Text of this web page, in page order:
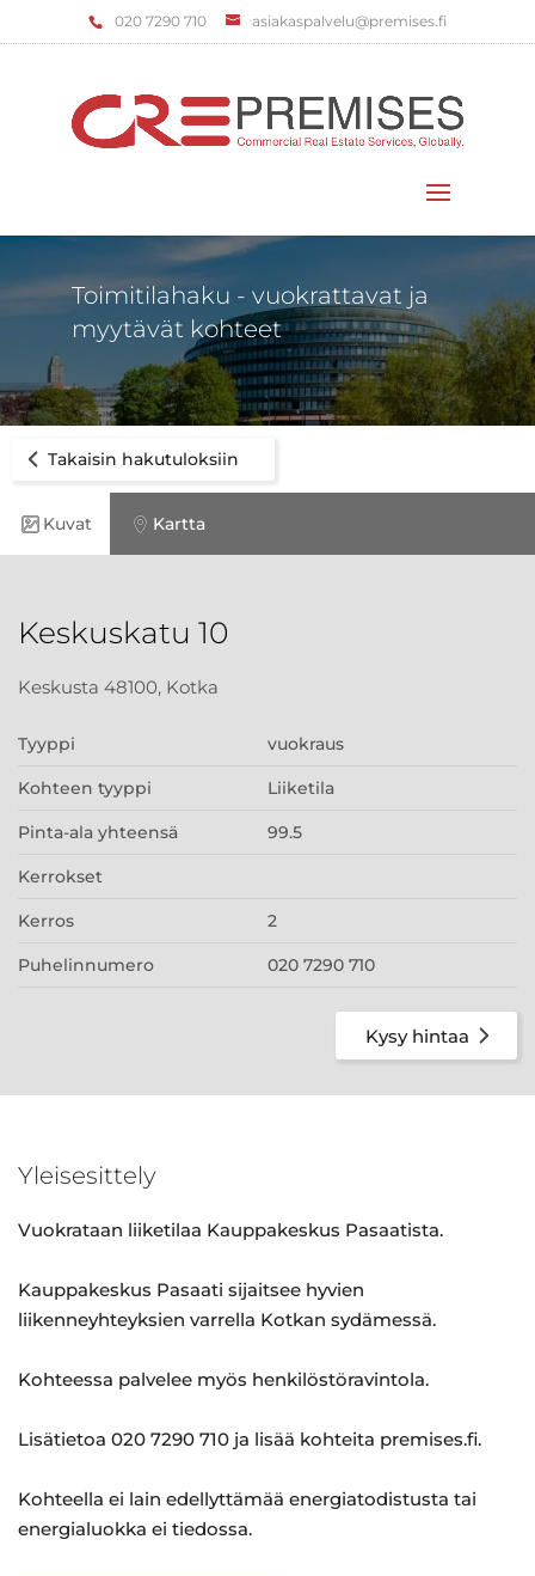
‌020 7290 710 asiakaspalvelu@premises.fi
Toimitilahaku - vuokrattavat ja
myytävät kohteet
Takaisin hakutuloksiin
Kuvat Kartta
Keskuskatu 10
Keskusta 48100, Kotka
Tyyppi vuokraus
Kohteen tyyppi Liiketila
Pinta-ala yhteensä 99.5
Kerrokset
Kerros 2
Puhelinnumero 020 7290 710
Kysy hintaa
Yleisesittely
Vuokrataan liiketilaa Kauppakeskus Pasaatista.
Kauppakeskus Pasaati sijaitsee hyvien
liikenneyhteyksien varrella Kotkan sydämessä.
Kohteessa palvelee myös henkilöstöravintola.
Lisätietoa 020 7290 710 ja lisää kohteita premises.fi.
Kohteella ei lain edellyttämää energiatodistusta tai
energialuokka ei tiedossa.